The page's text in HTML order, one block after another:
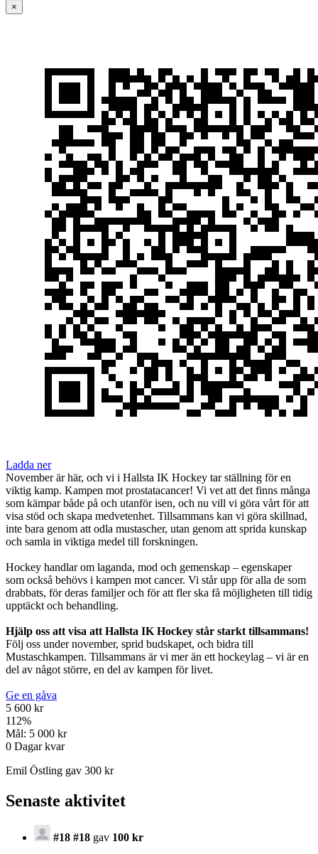
×
Ladda ner
November är här, och vi i Hallsta IK Hockey tar ställning för en
viktig kamp. Kampen mot prostatacancer! Vi vet att det finns många
som kämpar både på och utanför isen, och nu vill vi göra vårt för att
visa stöd och skapa medvetenhet. Tillsammans kan vi göra skillnad,
inte bara genom att odla mustascher, utan genom att sprida kunskap
och samla in viktiga medel till forskningen.
Hockey handlar om laganda, mod och gemenskap – egenskaper
som också behövs i kampen mot cancer. Vi står upp för alla de som
drabbats, för deras familjer och för att fler ska få möjligheten till tidig
upptäckt och behandling.
Hjälp oss att visa att Hallsta IK Hockey står starkt tillsammans!
Följ oss under november, sprid budskapet, och bidra till
Mustaschkampen. Tillsammans är vi mer än ett hockeylag – vi är en
del av något större, en del av kampen för livet.
Ge en gåva
5 600 kr
112%
Mål: 5 000 kr
0 Dagar kvar
Emil Östling gav 300 kr
Senaste aktivitet
#18 #18 gav 100 kr